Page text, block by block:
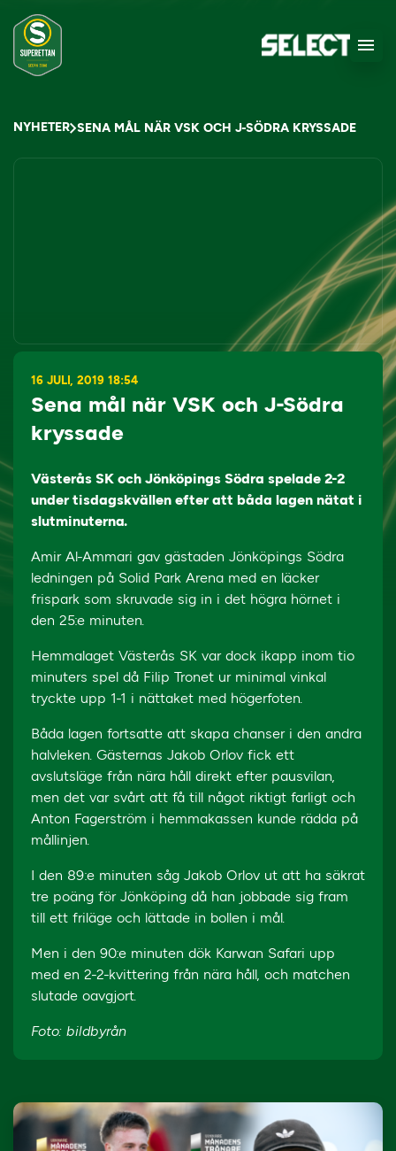
NYHETER SENA MÅL NÄR VSK OCH J-SÖDRA KRYSSADE
16 JULI, 2019 18:54
Sena mål när VSK och J-Södra
kryssade
Västerås SK och Jönköpings Södra spelade 2-2
under tisdagskvällen efter att båda lagen nätat i
slutminuterna.
Amir Al-Ammari gav gästaden Jönköpings Södra
ledningen på Solid Park Arena med en läcker
frispark som skruvade sig in i det högra hörnet i
den 25:e minuten.
Hemmalaget Västerås SK var dock ikapp inom tio
minuters spel då Filip Tronet ur minimal vinkal
tryckte upp 1-1 i nättaket med högerfoten.
Båda lagen fortsatte att skapa chanser i den andra
halvleken. Gästernas Jakob Orlov fick ett
avslutsläge från nära håll direkt efter pausvilan,
men det var svårt att få till något riktigt farligt och
Anton Fagerström i hemmakassen kunde rädda på
mållinjen.
I den 89:e minuten såg Jakob Orlov ut att ha säkrat
tre poäng för Jönköping då han jobbade sig fram
till ett friläge och lättade in bollen i mål.
Men i den 90:e minuten dök Karwan Safari upp
med en 2-2-kvittering från nära håll, och matchen
slutade oavgjort.
Foto: bildbyrån